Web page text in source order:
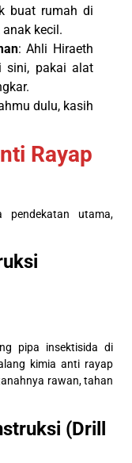
buat rumah di
kecil.
: Ahli Hiraeth
sini, pakai alat
dulu, kasih
Rayap
utama,
pipa insektisida di
kimia anti rayap
rawan, tahan
(Drill